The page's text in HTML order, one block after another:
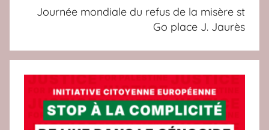
Journée mondiale du refus de la misère st
Go place J. Jaurès